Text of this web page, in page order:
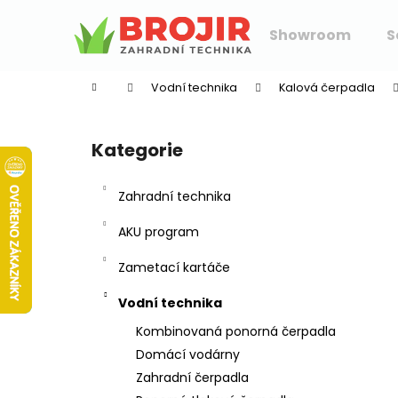
Showroom
Vodní technika Kalová čerpadla
Přeskočit
kategorie
Kategorie
Zahradní technika
AKU program
Zametací kartáče
Vodní technika
Kombinovaná ponorná čerpadla
Domácí vodárny
Zahradní čerpadla
Zpět
Zpět